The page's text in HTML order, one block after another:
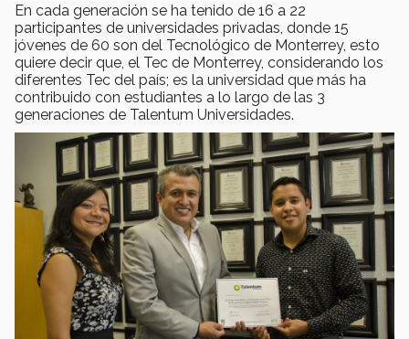
En cada generación se ha tenido de 16 a 22
participantes de universidades privadas, donde 15
jóvenes de 60 son del Tecnológico de Monterrey, esto
quiere decir que, el Tec de Monterrey, considerando los
diferentes Tec del país; es la universidad que más ha
contribuido con estudiantes a lo largo de las 3
generaciones de Talentum Universidades.